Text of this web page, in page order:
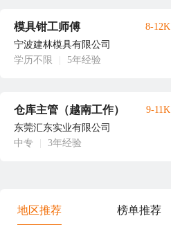
模具钳工师傅
宁波建林模具有限公司
学历不限
5年经验
8-12K
仓库主管（越南工作）
东莞汇东实业有限公司
中专
3年经验
9-11K
地区推荐 榜单推荐